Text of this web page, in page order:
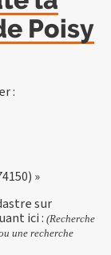
Poisy
:
»
sur
ici: (Recherche
une recherche